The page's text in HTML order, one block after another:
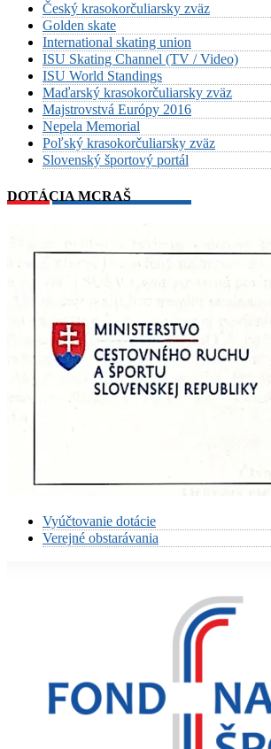
Český krasokorčuliarsky zväz
Golden skate
International skating union
ISU Skating Channel (TV / Video)
ISU World Standings
Maďarský krasokorčuliarsky zväz
Majstrovstvá Európy 2016
Nepela Memorial
Poľský krasokorčuliarsky zväz
Slovenský športový portál
DOTÁCIA MCRAŠ
Vyúčtovanie dotácie
Verejné obstarávania